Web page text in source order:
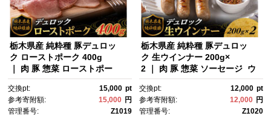
栃木県産 純粋種 豚デュロッ
ク ローストポーク 400g
｜ 肉 豚 惣菜 ローストポー
交換pt: 15,000 pt
参考寄附額:
15,000 円
管理番号:
Z1019
栃木県産 純粋種 豚デュロッ
ク 生ウインナー 200g×
2 ｜ 肉 豚 惣菜 ソーセージ ウ
交換pt: 12,000 pt
参考寄附額:
12,000 円
管理番号:
Z1020